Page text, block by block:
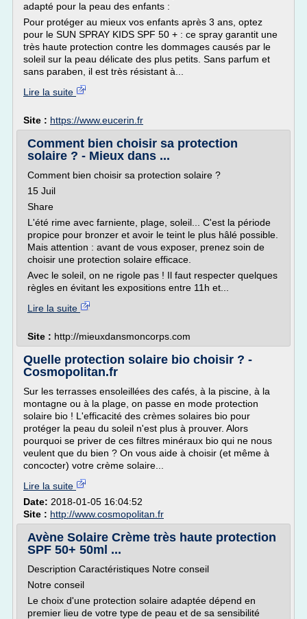
adapté pour la peau des enfants :
Pour protéger au mieux vos enfants après 3 ans, optez
pour le SUN SPRAY KIDS SPF 50 + : ce spray garantit une
très haute protection contre les dommages causés par le
soleil sur la peau délicate des plus petits. Sans parfum et
sans paraben, il est très résistant à...
Lire la suite
Site : https://www.eucerin.fr
Comment bien choisir sa protection
solaire ? - Mieux dans ...
Comment bien choisir sa protection solaire ?
15 Juil
Share
L'été rime avec farniente, plage, soleil... C'est la période
propice pour bronzer et avoir le teint le plus hâlé possible.
Mais attention : avant de vous exposer, prenez soin de
choisir une protection solaire efficace.
Avec le soleil, on ne rigole pas ! Il faut respecter quelques
règles en évitant les expositions entre 11h et...
Lire la suite
Site : http://mieuxdansmoncorps.com
Quelle protection solaire bio choisir ? -
Cosmopolitan.fr
Sur les terrasses ensoleillées des cafés, à la piscine, à la
montagne ou à la plage, on passe en mode protection
solaire bio ! L'efficacité des crèmes solaires bio pour
protéger la peau du soleil n'est plus à prouver. Alors
pourquoi se priver de ces filtres minéraux bio qui ne nous
veulent que du bien ? On vous aide à choisir (et même à
concocter) votre crème solaire...
Lire la suite
Date: 2018-01-05 16:04:52
Site : http://www.cosmopolitan.fr
Avène Solaire Crème très haute protection
SPF 50+ 50ml ...
Description Caractéristiques Notre conseil
Notre conseil
Le choix d'une protection solaire adaptée dépend en
premier lieu de votre type de peau et de sa sensibilité